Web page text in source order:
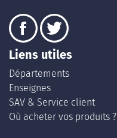
Liens utiles
Départements
Enseignes
SAV & Service client
Où acheter vos produits ?